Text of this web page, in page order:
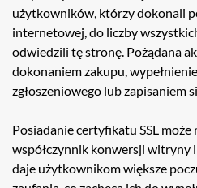
użytkowników, którzy dokonali
internetowej, do liczby
odwiedzili tę stronę. Pożądana
dokonaniem zakupu,
zgłoszeniowego lub zapisaniem
Posiadanie certyfikatu SSL
współczynnik konwersji witryny
daje użytkownikom większe